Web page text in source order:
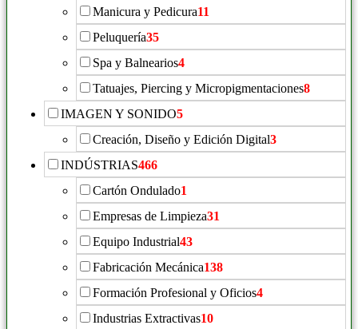
Manicura y Pedicura11
Peluquería35
Spa y Balnearios4
Tatuajes, Piercing y Micropigmentaciones8
IMAGEN Y SONIDO5
Creación, Diseño y Edición Digital3
INDÚSTRIAS466
Cartón Ondulado1
Empresas de Limpieza31
Equipo Industrial43
Fabricación Mecánica138
Formación Profesional y Oficios4
Industrias Extractivas10